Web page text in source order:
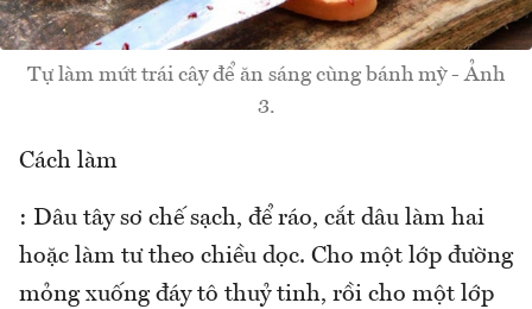
Tự làm mứt trái cây để ăn sáng cùng bánh mỳ - Ảnh
3.
Cách làm
: Dâu tây sơ chế sạch, để ráo, cắt dâu làm hai
hoặc làm tư theo chiều dọc. Cho một lớp đường
mỏng xuống đáy tô thuỷ tinh, rồi cho một lớp